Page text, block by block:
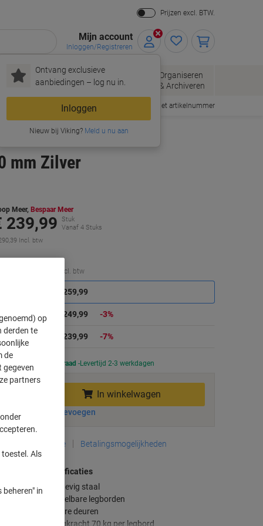
Prijzen excl. BTW.
Mijn account
Inloggen/Registreren
Ontvang exclusieve
aanbiedingen – log nu in.
Inloggen
Nieuw bij Viking?Meld u nu aan
Enveloppen
Kantoorartikelen
Organiseren
& Archiveren
Snel bestellen met artikelnummer
mm Zilver
Meer, Bespaar Meer
239,99
Stuk
Vanaf 4 Stuks
Incl. btw
Excl. btw
€ 259,99
Stuks € 249,99 -3%
Stuks € 239,99 -7%
Momenteel op voorraad Levertijd 2-3 werkdagen
Aantal
In winkelwagen
Aan een lijst toevoegen
Bezorginformatie Betalingsmogelijkheden
specificaties
Gemaakt van stevig staal
Inclusief 4 verstelbare legborden
Stalen afsluitbare deuren
Maximale draagkracht 70 kg per legbord
op
derden te
de
gegeven
partners
Als
in